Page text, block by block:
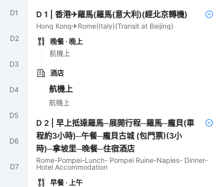
D1
D2
D3
D4
D5
D6
D7
D1 |香港✈羅馬(羅馬(意大利)(經北京轉機)
Hong Kong✈Rome(Italy)(Transit at Beijing)
晚餐 · 晚上
航機上
酒店
航機上
航機上
D 2 |早上抵達羅馬─展開行程─羅馬─龐貝(車
程約3小時)─午餐─龐貝古城 (包門票)(3小
時)─拿坡里─晚餐─住宿酒店
Rome-Pompei-Lunch- Pompei Ruine-Naples- Dinner-
Hotel Accommodation
早餐 · 上午